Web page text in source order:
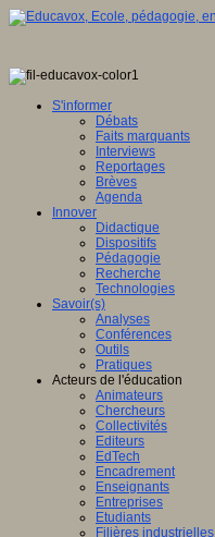
S'informer
Débats
Faits marquants
Interviews
Reportages
Brèves
Agenda
Innover
Didactique
Dispositifs
Pédagogie
Recherche
Technologies
Savoir(s)
Analyses
Conférences
Outils
Pratiques
Acteurs de l'éducation
Animateurs
Chercheurs
Collectivités
Editeurs
EdTech
Encadrement
Enseignants
Entreprises
Etudiants
Filières industrielles